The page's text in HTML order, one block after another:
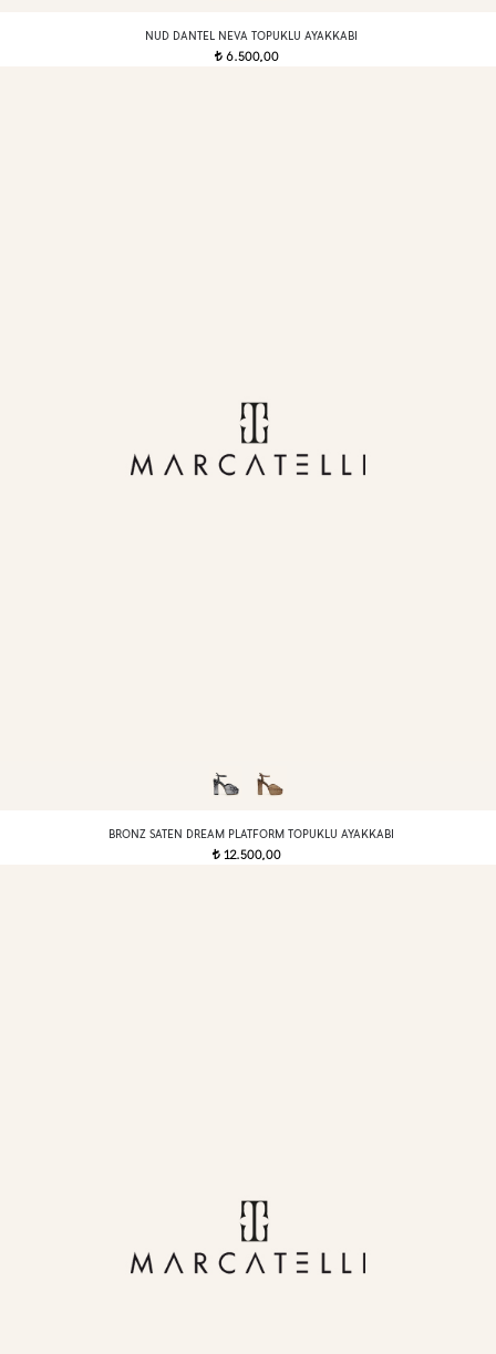
NUD DANTEL NEVA TOPUKLU AYAKKABI
t 6.500,00
BRONZ SATEN DREAM PLATFORM TOPUKLU AYAKKABI
t 12.500,00